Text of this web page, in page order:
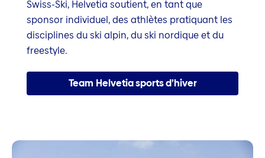
Swiss-Ski, Helvetia soutient, en tant que
sponsor individuel, des athlètes pratiquant les
disciplines du ski alpin, du ski nordique et du
freestyle.
Team Helvetia sports d’hiver